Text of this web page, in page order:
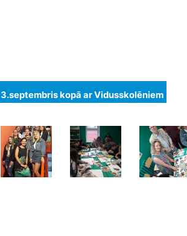
3.septembris kopā ar Vidusskolēniem